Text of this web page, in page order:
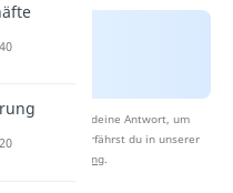
speichern wir deine Antwort, um
Mehr dazu erfährst du in unserer
.